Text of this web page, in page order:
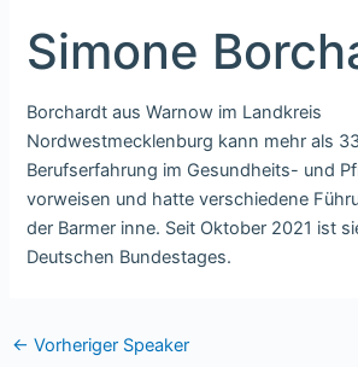
Simone
Borchardt aus Warnow im Landkreis
Nordwestmecklenburg kann mehr als
Berufserfahrung im Gesundheits- und
vorweisen und hatte verschiedene
der Barmer inne. Seit Oktober 2021 ist
Deutschen Bundestages.
← Vorheriger Speaker